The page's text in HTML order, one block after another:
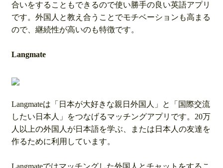
合いをすることもできるので使い勝手の良い英語アプリ
です。外国人と教え合うことでモチベーションも高まる
ので、継続性が高いのも特徴です。
Langmate
Langmateは「日本が大好きな親日外国人」と「国際交流
したい日本人」をつなげるマッチングアプリです。20万
人以上の外国人が日本語を学ぶ、または日本人の友達を
作るために利用しています。